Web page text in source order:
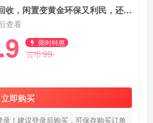
冷门暴力项目，线上旧衣回收，闲置变黄金环保又利民，还能当代理躺賺被动收入，变现+精准引流全流程
查看
限时特惠
云币99
立即购买
录！建议登录后购买，可保存购买订单